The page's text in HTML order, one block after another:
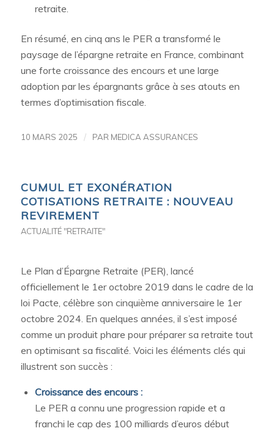
retraite.
En résumé, en cinq ans le PER a transformé le
paysage de l’épargne retraite en France, combinant
une forte croissance des encours et une large
adoption par les épargnants grâce à ses atouts en
termes d’optimisation fiscale.
10 MARS 2025 / PAR MEDICA ASSURANCES
CUMUL ET EXONÉRATION
COTISATIONS RETRAITE : NOUVEAU
REVIREMENT
ACTUALITÉ "RETRAITE"
Le Plan d’Épargne Retraite (PER), lancé
officiellement le 1er octobre 2019 dans le cadre de la
loi Pacte, célèbre son cinquième anniversaire le 1er
octobre 2024. En quelques années, il s’est imposé
comme un produit phare pour préparer sa retraite tout
en optimisant sa fiscalité. Voici les éléments clés qui
illustrent son succès :
Croissance des encours :
Le PER a connu une progression rapide et a
franchi le cap des 100 milliards d’euros début